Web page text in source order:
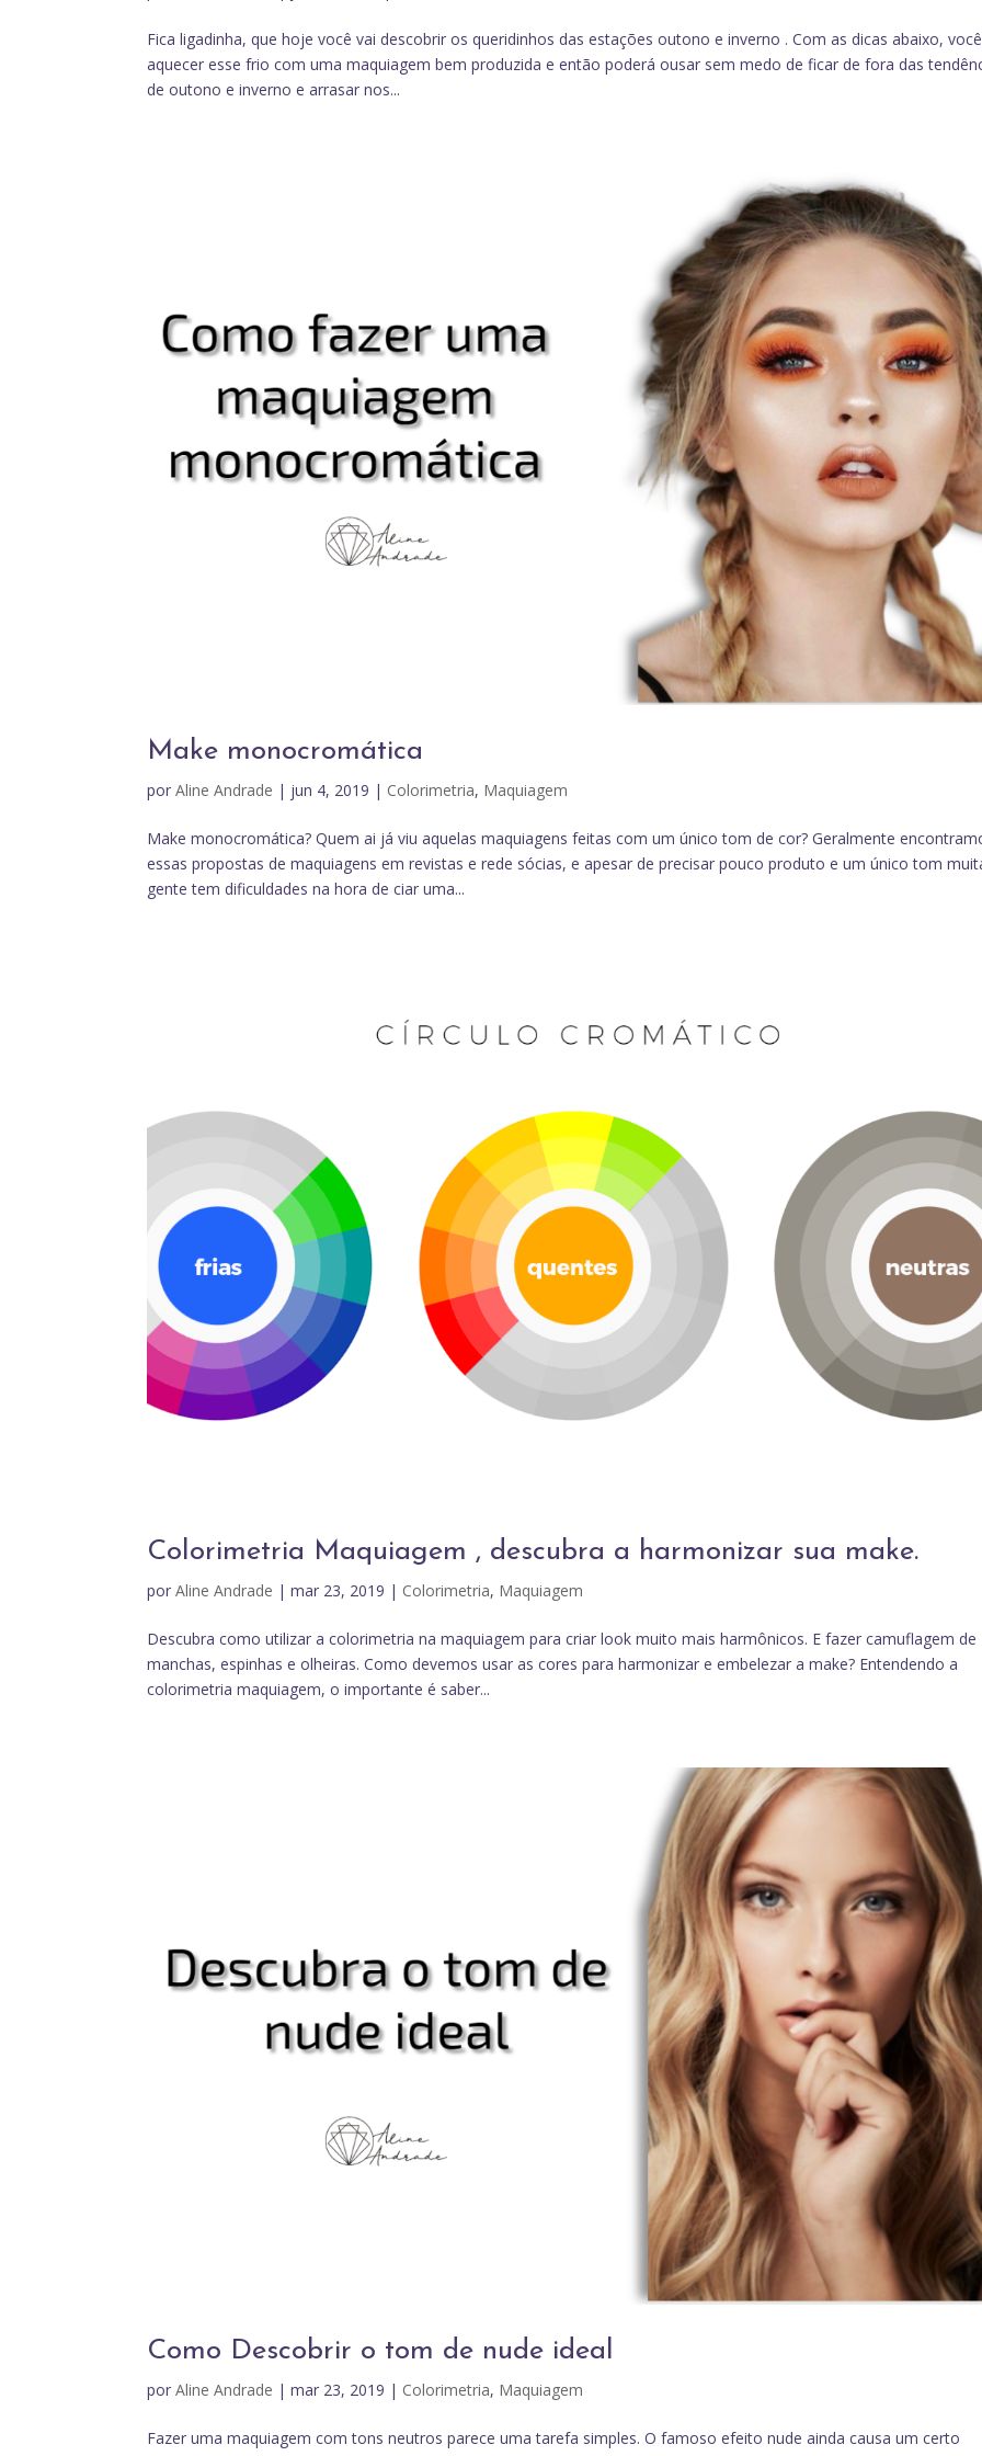
Fica ligadinha, que hoje você vai descobrir os queridinhos das estações outono e inverno . Com as dicas abaixo,
aquecer esse frio com uma maquiagem bem produzida e então poderá ousar sem medo de ficar de fora das
de outono e inverno e arrasar nos...
Make monocromática
porAline Andrade | jun 4, 2019 | Colorimetria, Maquiagem
Make monocromática? Quem ai já viu aquelas maquiagens feitas com um único tom de cor? Geralmente
essas propostas de maquiagens em revistas e rede sócias, e apesar de precisar pouco produto e um único tom
gente tem dificuldades na hora de ciar uma...
Colorimetria Maquiagem , descubra a harmonizar sua make.
porAline Andrade |mar 23, 2019 | Colorimetria, Maquiagem
Descubra como utilizar a colorimetria na maquiagem para criar look muito mais harmônicos. E fazer camuflagem de
manchas, espinhas e olheiras. Como devemos usar as cores para harmonizar e embelezar a make? Entendendo a
colorimetria maquiagem, o importante é saber...
Como Descobrir o tom de nude ideal
porAline Andrade |mar 23, 2019 | Colorimetria, Maquiagem
Fazer uma maquiagem com tons neutros parece uma tarefa simples. O famoso efeito nude ainda causa um certo